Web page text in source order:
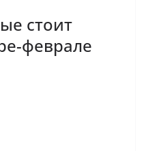
стоит
феврале